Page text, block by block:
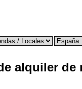
alquiler de